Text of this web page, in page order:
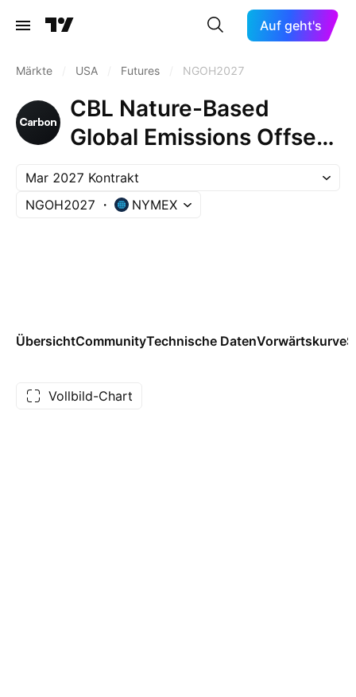
Auf geht's
Märkte USA Futures NGOH2027
CBL Nature-Based
Global Emissions Offset
Futures (Mar 2027)
Mar 2027 Kontrakt
NGOH2027
NYMEX
ÜbersichtCommunityTechnische DatenVorwärtskurve
Vollbild-Chart